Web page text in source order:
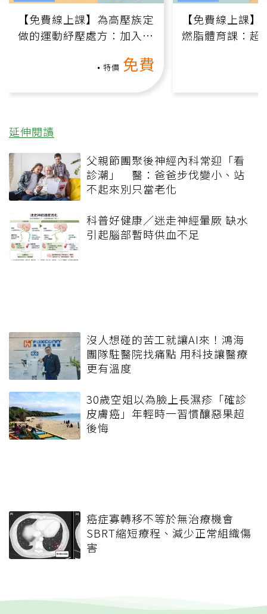
【免費線上課】為高壓族定
做的運動紓壓處方：加入行
特價 免費
【免費線上課
燃脂體育課：超
延伸閱讀
父親節團聚後神經內科常迎「看
診潮」 醫：爸爸步伐變小、站
不起來別只當老化
科普好健康／迷走神經暈厥 缺水
引起腦部暫時供血不足
沒人想碰的苦工就讓AI來！鴻海
團隊駐醫院找痛點 用科技讓醫療
更有溫度
30歲空姐以為臉上長濕疹「確診
皮膚癌」年輕時一習慣釀惡果超
後悔
癌症寡轉移不等於無治療機會
SBRT縮短療程、減少正常組織傷
害